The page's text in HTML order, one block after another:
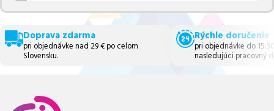
Doprava zdarma
pri objednávke nad 29 € po celom
Slovensku.
Rýchle doručenie
pri objednávke do
nasledujúci pracovný